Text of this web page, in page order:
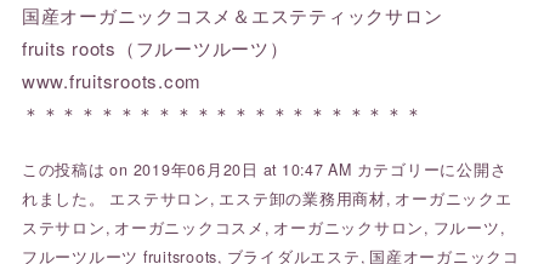
国産オーガニックコスメ＆エステティックサロン
fruits roots（フルーツルーツ）
www.fruitsroots.com
＊＊＊＊＊＊＊＊＊＊＊＊＊＊＊＊＊＊＊＊＊
この投稿は on 2019年06月20日 at 10:47 AM カテゴリーに公開さ
れました。 エステサロン, エステ卸の業務用商材, オーガニックエ
ステサロン, オーガニックコスメ , オーガニックサロン, フルーツ,
フルーツルーツ fruitsroots, ブライダルエステ, 国産オーガニックコ